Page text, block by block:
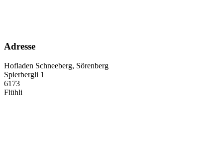
Adresse
Hofladen Schneeberg, Sörenberg
Spierbergli 1
6173
Flühli